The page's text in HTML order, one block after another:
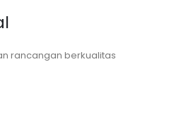
rancangan berkualitas